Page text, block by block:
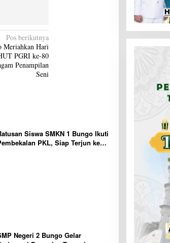
Pos berikutnya
Meriahkan Hari
PGRI ke-80
Penampilan
Seni
Siswa SMKN 1 Bungo Ikuti
PKL, Siap Terjun ke
Negeri 2 Bungo Gelar